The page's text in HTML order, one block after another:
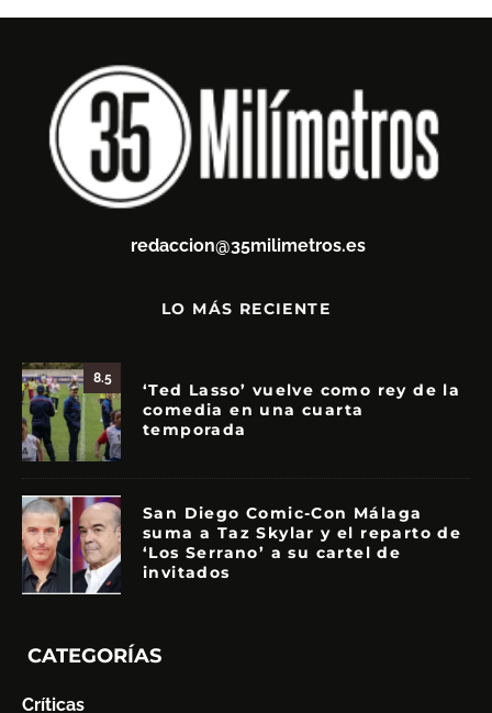
redaccion@35milimetros.es
LO MÁS RECIENTE
8.5
‘Ted Lasso’ vuelve como rey de la
comedia en una cuarta
temporada
San Diego Comic-Con Málaga
suma a Taz Skylar y el reparto de
‘Los Serrano’ a su cartel de
invitados
CATEGORÍAS
Críticas